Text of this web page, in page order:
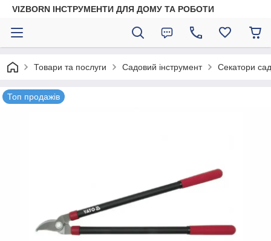
VIZBORN ІНСТРУМЕНТИ ДЛЯ ДОМУ ТА РОБОТИ
Товари та послуги Садовий інструмент Секатори
Топ продажів